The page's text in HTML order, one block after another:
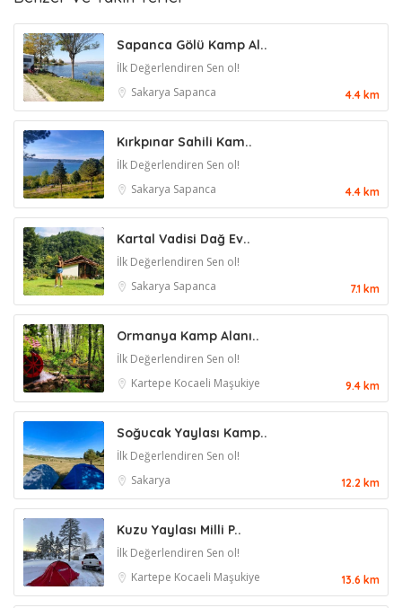
Sapanca Gölü Kamp Al..
İlk Değerlendiren Sen ol!
Sakarya Sapanca 4.4 km
Kırkpınar Sahili Kam..
İlk Değerlendiren Sen ol!
Sakarya Sapanca 4.4 km
Kartal Vadisi Dağ Ev..
İlk Değerlendiren Sen ol!
Sakarya Sapanca 7.1 km
Ormanya Kamp Alanı..
İlk Değerlendiren Sen ol!
Kartepe Kocaeli Maşukiye 9.4 km
Soğucak Yaylası Kamp..
İlk Değerlendiren Sen ol!
Sakarya
12.2 km
Kuzu Yaylası Milli P..
İlk Değerlendiren Sen ol!
Kartepe Kocaeli Maşukiye 13.6 km